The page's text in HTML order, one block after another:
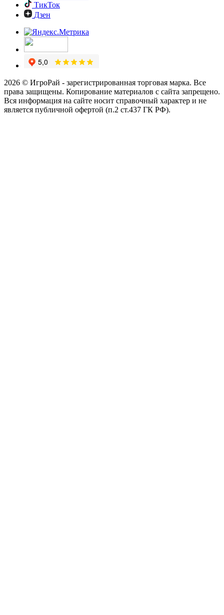
ТикТок
Дзен
2026 © ИгроРай - зарегистрированная торговая марка. Все
права защищены. Копирование материалов с сайта запрещено.
Вся информация на сайте носит справочный характер и не
является публичной офертой (п.2 ст.437 ГК РФ).